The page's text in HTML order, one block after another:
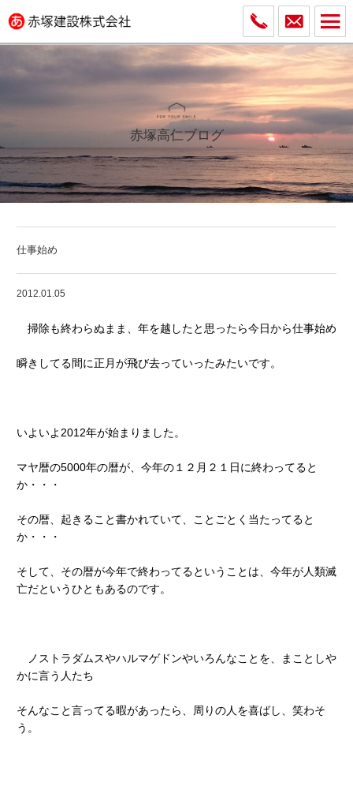
赤塚高仁ブログ
仕事始め
2012.01.05
掃除も終わらぬまま、年を越したと思ったら今日から仕事始め
瞬きしてる間に正月が飛び去っていったみたいです。
いよいよ2012年が始まりました。
マヤ暦の5000年の暦が、今年の１２月２１日に終わってると
か・・・
その暦、起きること書かれていて、ことごとく当たってると
か・・・
そして、その暦が今年で終わってるということは、今年が人類滅
亡だというひともあるのです。
ノストラダムスやハルマゲドンやいろんなことを、まことしや
かに言う人たち
そんなこと言ってる暇があったら、周りの人を喜ばし、笑わそ
う。